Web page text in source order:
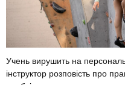
Учень вирушить на
інструктор розповість про